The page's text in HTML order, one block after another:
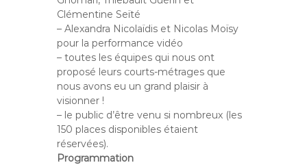
Clémentine Seïté
– Alexandra Nicolaïdis et Nicolas Moïsy
pour la performance vidéo
– toutes les équipes qui nous ont
proposé leurs courts-métrages que
nous avons eu un grand plaisir à
visionner !
– le public d’être venu si nombreux (les
150 places disponibles étaient
réservées).
Programmation